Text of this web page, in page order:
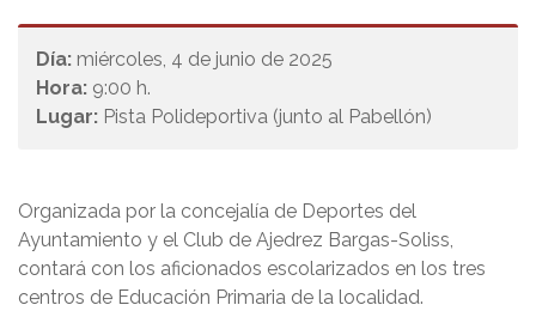
Día: miércoles, 4 de junio de 2025
Hora: 9:00 h.
Lugar: Pista Polideportiva (junto al Pabellón)
Organizada por la concejalía de Deportes del
Ayuntamiento y el Club de Ajedrez Bargas-Soliss,
contará con los aficionados escolarizados en los tres
centros de Educación Primaria de la localidad.